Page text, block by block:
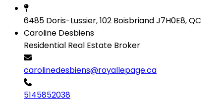
6485 Doris-Lussier, 102 Boisbriand J7H0E8, QC
Caroline Desbiens
Residential Real Estate Broker
carolinedesbiens@royallepage.ca
5145852038